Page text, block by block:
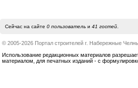
Сейчас на сайте 0 пользовательи 41 гостей.
© 2005-2026 Портал строителей г. Набережные
Использование редакционных материалов
материалом, для печатных изданий - с